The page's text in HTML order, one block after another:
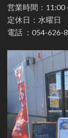
営業時間：11:00
定休日：水曜日
電話 ： 054-626-